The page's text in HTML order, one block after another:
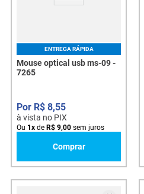
ENTREGA RÁPIDA
Mouse optical usb ms-09 -
7265
R$ 8,55
à vista no PIX
Ou 1x de R$ 9,00 sem juros
Comprar